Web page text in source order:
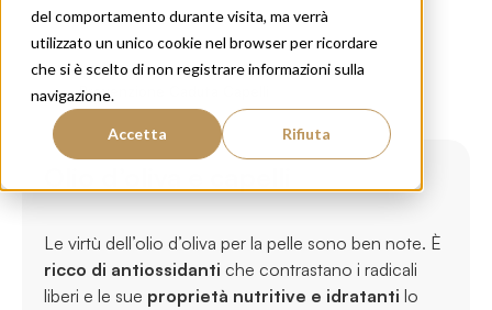
del comportamento durante visita, ma verrà
utilizzato un unico cookie nel browser per ricordare
che si è scelto di non registrare informazioni sulla
navigazione.
Accetta Rifiuta
Prevenzione Caduta Capelli
Le virtù dell’olio d’oliva per la pelle sono ben note. È
ricco di antiossidanti che contrastano i radicali
liberi e le sue proprietà nutritive e idratanti lo